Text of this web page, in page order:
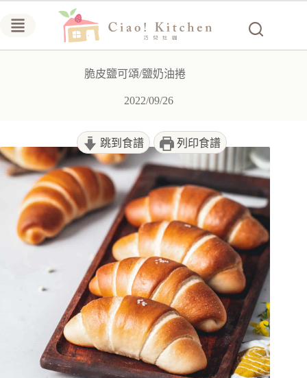
脆皮鹽可頌/鹽奶油捲
2022/09/26
跳到食譜 列印食譜